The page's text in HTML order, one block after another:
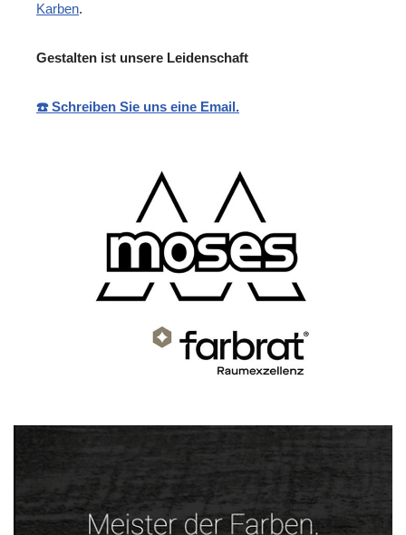
Karben.
Gestalten ist unsere Leidenschaft
☎️ Schreiben Sie uns eine Email.